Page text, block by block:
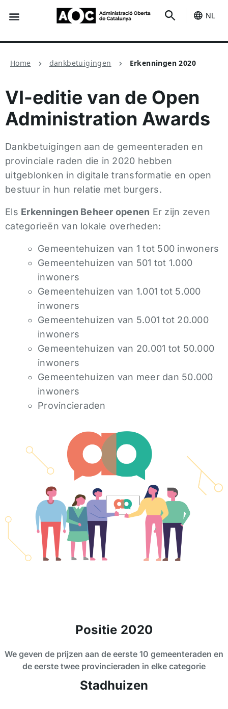
NL
Home dankbetuigingen Erkenningen 2020
VI-editie van de Open
Administration Awards
Dankbetuigingen aan de gemeenteraden en
provinciale raden die in 2020 hebben
uitgeblonken in digitale transformatie en open
bestuur in hun relatie met burgers.
Els Erkenningen Beheer openen Er zijn zeven
categorieën van lokale overheden:
Gemeentehuizen van 1 tot 500 inwoners
Gemeentehuizen van 501 tot 1.000
inwoners
Gemeentehuizen van 1.001 tot 5.000
inwoners
Gemeentehuizen van 5.001 tot 20.000
inwoners
Gemeentehuizen van 20.001 tot 50.000
inwoners
Gemeentehuizen van meer dan 50.000
inwoners
Provincieraden
Positie 2020
We geven de prijzen aan de eerste 10 gemeenteraden en
de eerste twee provincieraden in elke categorie
Stadhuizen